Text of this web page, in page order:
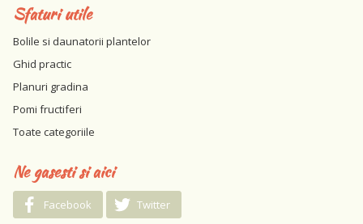
Sfaturi utile
Bolile si daunatorii plantelor
Ghid practic
Planuri gradina
Pomi fructiferi
Toate categoriile
Ne gasesti si aici
Facebook Twitter